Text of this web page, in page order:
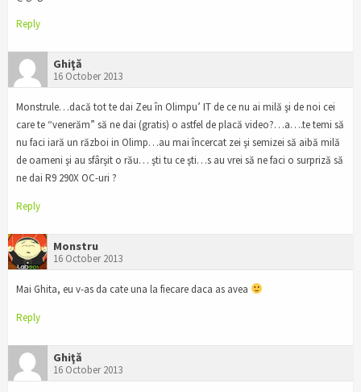
Reply
Ghiţă
16 October 2013
Monstrule…dacă tot te dai Zeu în Olimpu’ IT de ce nu ai milă şi de noi cei
care te “venerăm” să ne dai (gratis) o astfel de placă video?…a….te temi să
nu faci iară un război in Olimp…au mai încercat zei şi semizei să aibă milă
de oameni şi au sfârşit o rău… şti tu ce şti…s au vrei să ne faci o surpriză să
ne dai R9 290X OC-uri ?
Reply
Monstru
16 October 2013
Mai Ghita, eu v-as da cate una la fiecare daca as avea
Reply
Ghiţă
16 October 2013